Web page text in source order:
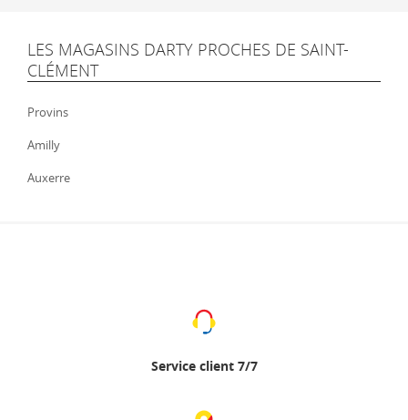
LES MAGASINS DARTY PROCHES DE SAINT-
CLÉMENT
Provins
Amilly
Auxerre
Service client 7/7